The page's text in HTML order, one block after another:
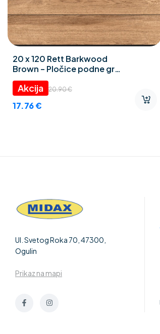
20 x 120 Rett Barkwood
Brown – Pločice podne gres
porculan
20.90€
17.76€
Ul. Svetog Roka 70, 47300,
Ogulin
Prikaz na mapi